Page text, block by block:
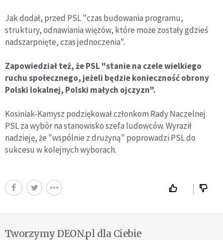
Jak dodał, przed PSL "czas budowania programu,
struktury, odnawiania więzów, które może zostały gdzieś
nadszarpnięte, czas jednoczenia".
Zapowiedział też, że PSL "stanie na czele wielkiego
ruchu społecznego, jeżeli będzie konieczność obrony
Polski lokalnej, Polski małych ojczyzn".
Kosiniak-Kamysz podziękował członkom Rady Naczelnej
PSL za wybór na stanowisko szefa ludowców. Wyraził
nadzieję, że "wspólnie z drużyną" poprowadzi PSL do
sukcesu w kolejnych wyborach.
Tworzymy DEON.pl dla Ciebie